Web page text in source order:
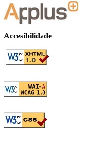
Accesibilidade